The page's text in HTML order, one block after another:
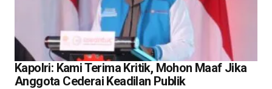
Kapolri: Kami Terima Kritik, Mohon Maaf Jika
Anggota Cederai Keadilan Publik